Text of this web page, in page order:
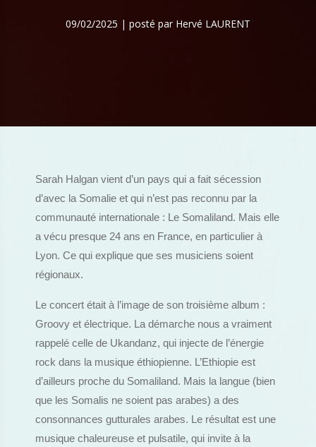
09/02/2025 | posté par Hervé LAURENT
Sarah Halgan vient d’un pays qui a fait sécession
d’avec la Somalie et qui n’est pas reconnu par la
communauté internationale : Le Somaliland. Mais elle
a vécu presque 24 ans en France, en particulier à
Lyon. Ce qui explique que ses musiciens soient
régionaux.
Le concert était à l’image de son troisième album :
Groovy et électrique. La démarche nous a vraiment
rappelé celle de Ukandanz, qui injecte de l’énergie
rock dans la musique éthiopienne. L’Ethiopie est
d’ailleurs proche du Somaliland. Mais la langue (bien
que les Somalis ne soient pas arabes) a des
consonnances gutturales arabes. Le résultat est une
musique chaleureuse et pulsatile, qui invite à la